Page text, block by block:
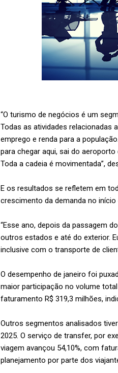
“O turismo de negócios é um
Todas as atividades relacionadas
emprego e renda para a
para chegar aqui, sai do
Toda a cadeia é movimentada”,
E os resultados se refletem em
crescimento da demanda no
“Esse ano, depois da passagem
outros estados e até do exterior.
inclusive com o transporte de
O desempenho de janeiro foi
maior participação no volume
faturamento R$ 319,3 milhões,
Outros segmentos analisados
2025. O serviço de transfer, por
viagem avançou 54,10%, com
planejamento por parte dos